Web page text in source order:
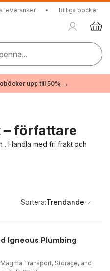
leveranser • Billiga böcker
upp till 50% →
författare
. Handla med fri frakt och
Sortera:Trendande
Igneous Plumbing
Transport, Storage, and